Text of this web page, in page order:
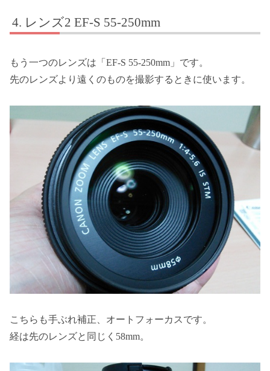
レンズ2 EF-S 55-250mm
もう一つのレンズは「EF-S 55-250mm」です。
先のレンズより遠くのものを撮影するときに使います。
こちらも手ぶれ補正、オートフォーカスです。
経は先のレンズと同じく58mm。